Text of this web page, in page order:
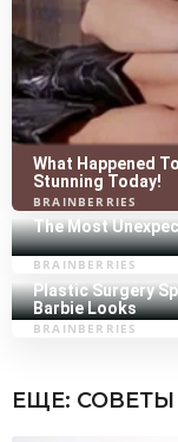
ЕЩЕ: СОВЕТЫ